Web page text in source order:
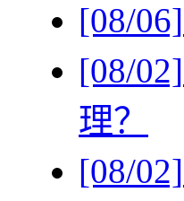
[08/06]
[08/02]
理？
[08/02]